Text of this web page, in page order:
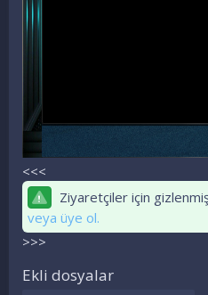
<<<
Ziyaretçiler için
veya üye ol.
>>>
Ekli dosyalar